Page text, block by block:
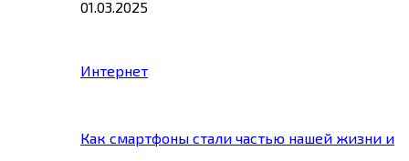
01.03.2025
Интернет
Как смартфоны стали частью нашей жизни и